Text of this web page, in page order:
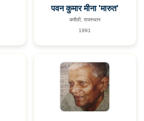
पवन कुमार मीना 'मारुत'
करौली, राजस्थान
1991